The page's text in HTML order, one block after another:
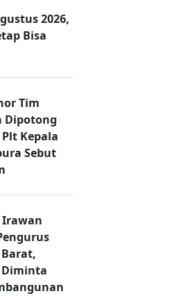
2026,
Bisa
Tim
Dipotong
Plt Kepala
Sebut
Irawan
Barat,
Diminta